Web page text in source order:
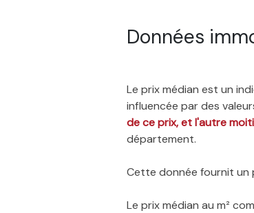
Données
Le prix médian est un
influencée par des
de ce prix, et l'autre
département.
Cette donnée fournit un
Le prix médian au m²